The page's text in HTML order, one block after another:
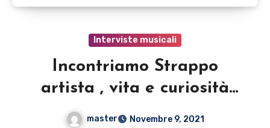
Interviste musicali
Incontriamo Strappo
artista , vita e curiosità
partendo da Stop
master
Novembre 9, 2021